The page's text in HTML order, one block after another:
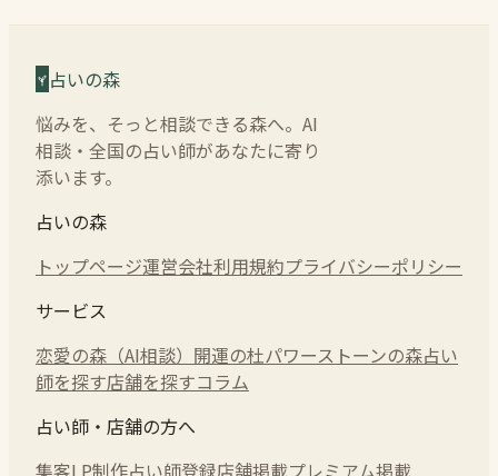
占いの森
悩みを、そっと相談できる森へ。AI
相談・全国の占い師があなたに寄り
添います。
占いの森
トップページ運営会社利用規約プライバシーポリシー
サービス
恋愛の森（AI相談） 開運の杜パワーストーンの森占い
師を探す店舗を探すコラム
占い師・店舗の方へ
集客LP制作占い師登録店舗掲載プレミアム掲載